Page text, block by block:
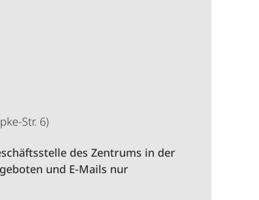
Str. 6)
des Zentrums in der
und E-Mails nur